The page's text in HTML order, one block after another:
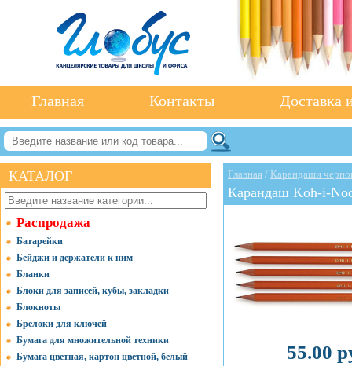
Главная Контакты Доставка
КАТАЛОГ
Распродажа
Батарейки
Бейджи и держатели к ним
Бланки
Блоки для записей, кубы, закладки
Блокноты
Брелоки для ключей
Бумага для множительной техники
Бумага цветная, картон цветной, белый
Главная / Карандаши
Карандаш Koh-i-
55.00